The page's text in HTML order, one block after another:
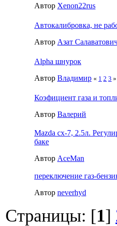
Автор Xenon22rus
Автокалибровка, не
Автор Азат
Alpha шнурок
Автор Владимир « 1 2 3 »
Коэфициент газа и
Автор Валерий
Mazda cx-7, 2.5л.
баке
Автор AceMan
переключение газ-
Автор neverhyd
Страницы: [1]